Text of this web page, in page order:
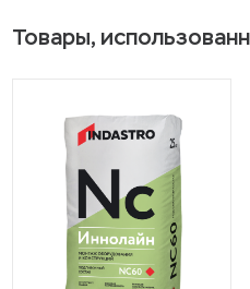
Товары,